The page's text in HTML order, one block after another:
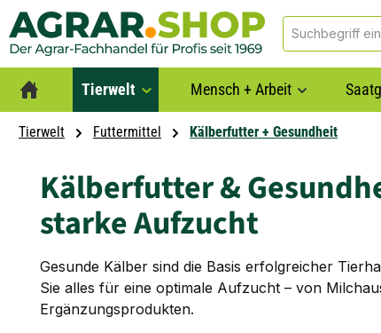
Zur Hauptnavigation springen
Tierwelt Mensch + Arbeit
Tierwelt Futtermittel Kälberfutter + Gesundheit
Kälberfutter &
starke Aufzucht
Gesunde Kälber sind die Basis erfolgreicher
Sie alles für eine optimale Aufzucht – von
Ergänzungsprodukten.